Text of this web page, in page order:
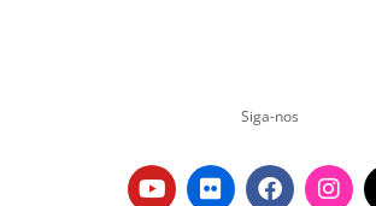
Siga-nos